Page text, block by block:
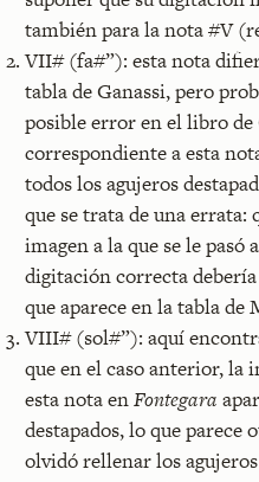
también para la nota #V
VII# (fa#”): esta nota
tabla de Ganassi, pero
posible error en el libro de
correspondiente a esta
todos los agujeros
que se trata de una errata:
imagen a la que se le
digitación correcta
que aparece en la tabla de
VIII# (sol#”): aquí
que en el caso anterior, la
esta nota enFontegara
destapados, lo que parece
olvidó rellenar los